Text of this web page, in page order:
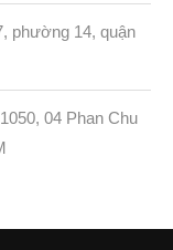
phường 14, quận
04 Phan Chu